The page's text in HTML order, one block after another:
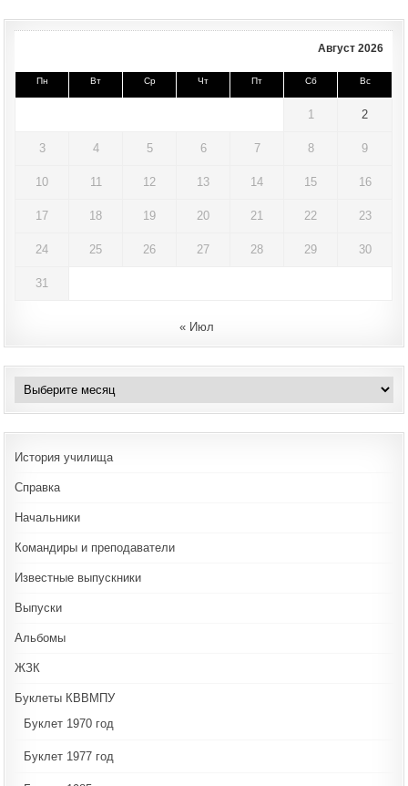
Август 2026
Пн Вт Ср Чт Пт Сб Вс
1 2
3 4 5 6 7 8 9
10 11 12 13 14 15 16
17 18 19 20 21 22 23
24 25 26 27 28 29 30
31
« Июл
Архивы
История училища
Справка
Начальники
Командиры и преподаватели
Известные выпускники
Выпуски
Альбомы
ЖЗК
Буклеты КВВМПУ
Буклет 1970 год
Буклет 1977 год